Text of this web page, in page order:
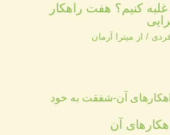
کنیم؟ هفت راهکار
/ از میترا آرمان
آن